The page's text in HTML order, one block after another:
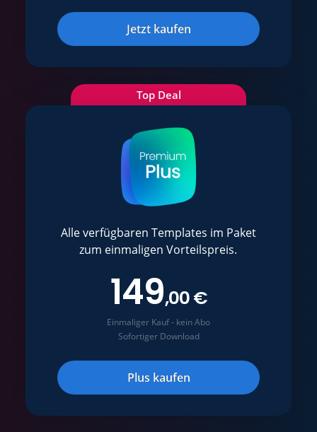
Jetzt kaufen
Top Deal
Alle verfügbaren Templates im Paket
zum einmaligen Vorteilspreis.
149,00 €
Einmaliger Kauf - kein Abo
Sofortiger Download
Plus kaufen